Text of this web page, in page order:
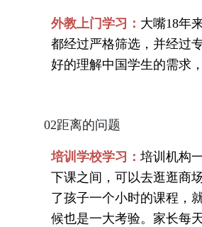
外教上门学习： 大嘴18年
都经过严格筛选，并经过
好的理解中国学生的需求
02距离的问题
培训学校学习： 培训机构
下课之间，可以去逛逛商
了孩子一个小时的课程，
候也是一大考验。家长每